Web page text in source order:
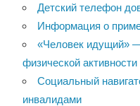
Детский телефон
Информация о
«Человек идущий»
физической активности
Социальный
инвалидами